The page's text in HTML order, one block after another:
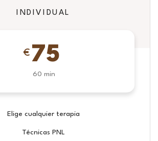
INDIVIDUAL
€ 75
60 min
Elige cualquier terapia
Técnicas PNL